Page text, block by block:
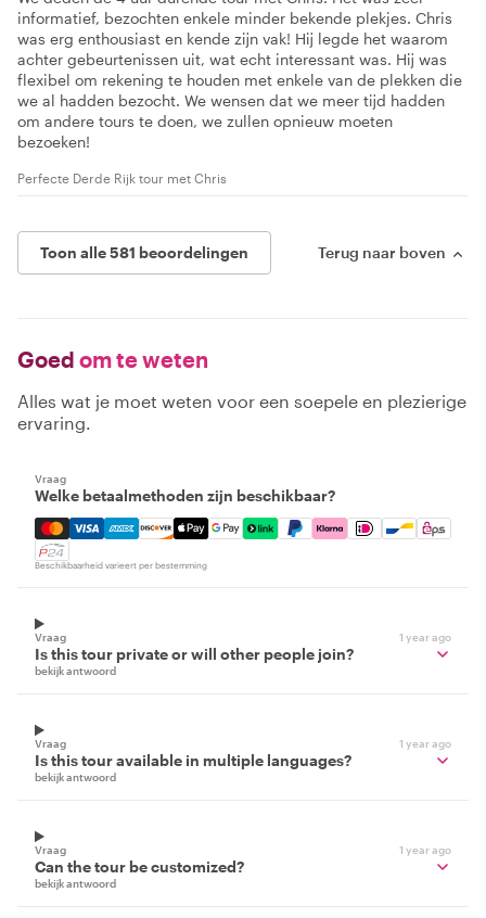
informatief, bezochten enkele minder bekende plekjes. Chris
was erg enthousiast en kende zijn vak! Hij legde het waarom
achter gebeurtenissen uit, wat echt interessant was. Hij was
flexibel om rekening te houden met enkele van de plekken die
we al hadden bezocht. We wensen dat we meer tijd hadden
om andere tours te doen, we zullen opnieuw moeten
bezoeken!
Perfecte Derde Rijk tour met Chris
Toon alle 581 beoordelingen Terug naar boven
Goed om te weten
Alles wat je moet weten voor een soepele en plezierige
ervaring.
Vraag
Welke betaalmethoden zijn beschikbaar?
Mastercard, Visa, Amex, Discover, Apple Pay, Google
Beschikbaarheid varieert per bestemming
Vraag 1 year ago
Is this tour private or will other people join?
bekijk antwoord
Vraag 1 year ago
Is this tour available in multiple languages?
bekijk antwoord
Vraag 1 year ago
Can the tour be customized?
bekijk antwoord